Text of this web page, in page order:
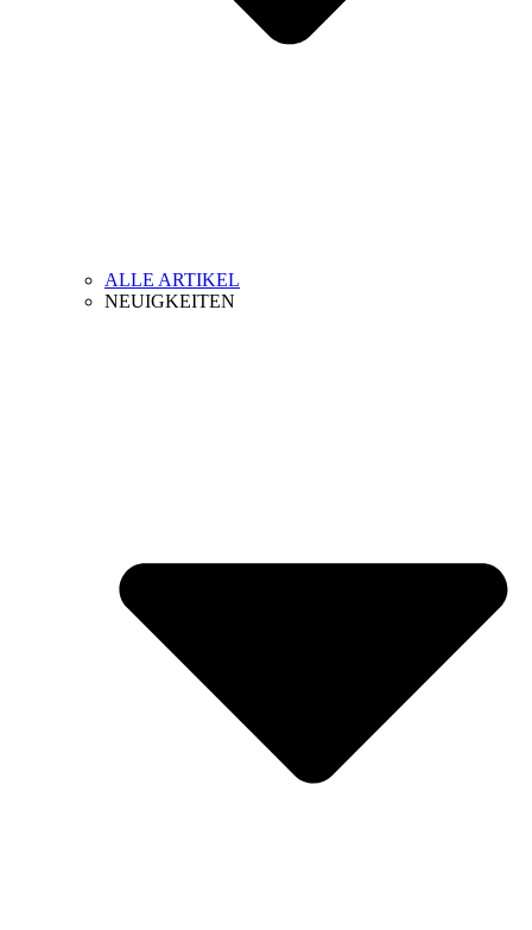
ALLE ARTIKEL
NEUIGKEITEN